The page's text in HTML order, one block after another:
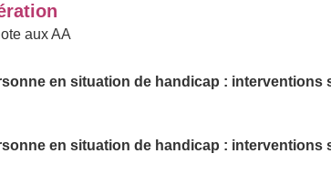
aux AA
en situation de handicap : interventions
en situation de handicap : interventions